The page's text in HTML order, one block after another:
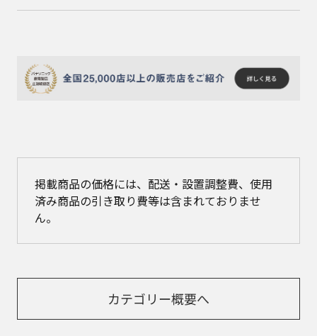
掲載商品の価格には、配送・設置調整費、使用
済み商品の引き取り費等は含まれておりませ
ん。
カテゴリー概要へ